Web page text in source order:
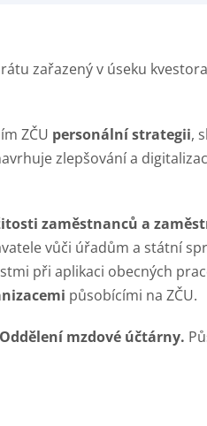
zařazený v úseku
ZČU personální strategii,
zlepšování a
zaměstnanců a
vůči úřadům a státní
při aplikaci obecných
působícími na ZČU.
mzdové účtárny.